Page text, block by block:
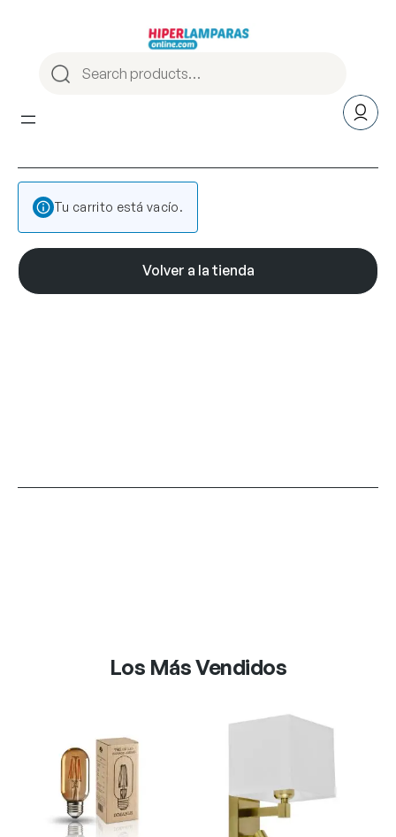
Tu carrito está vacío.
Volver a la tienda
Los Más Vendidos